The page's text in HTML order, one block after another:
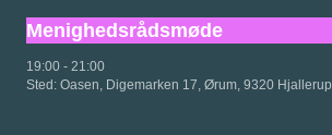
Menighedsrådsmøde
19:00 - 21:00
Sted: Oasen, Digemarken 17, Ørum, 9320 Hjallerup